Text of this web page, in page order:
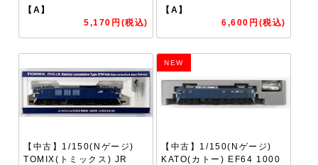
【A】
5,170円(税込)
【A】
6,600円(税込)
【中古】1/150(Nゲージ)
TOMIX(トミックス) JR
NEW
【中古】1/150(Nゲージ)
KATO(カトー) EF64 1000